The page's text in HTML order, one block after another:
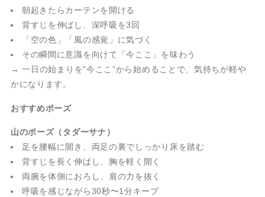
朝起きたらカーテンを開ける
背すじを伸ばし、深呼吸を3回
「空の色」「風の感覚」に気づく
その瞬間に意識を向けて「今ここ」を味わう
→ 一日の始まりを“今ここ”から始めることで、気持ちが軽や
かになります。
おすすめポーズ
山のポーズ（タダーサナ）
足を腰幅に開き、両足の裏でしっかり床を踏む
背すじを長く伸ばし、胸を軽く開く
両腕を体側におろし、肩の力を抜く
呼吸を感じながら30秒〜1分キープ